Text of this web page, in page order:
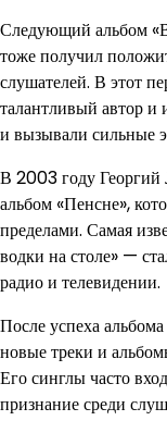
Следующий альбом
тоже получил
слушателей. В этот
талантливый автор и
и вызывали сильные
В 2003 году
альбом «Пенсне»,
пределами. Самая
водки на столе» —
радио и телевидении.
После успеха
новые треки и
Его синглы часто
признание среди